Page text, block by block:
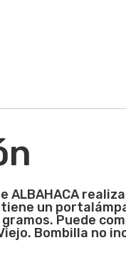
un
gramos. Puede
Bombilla no